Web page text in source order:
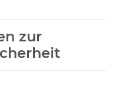
zur